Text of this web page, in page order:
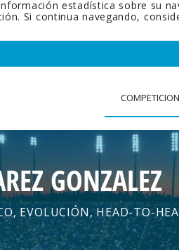
estadística sobre su
Si continua navegando,
GONZALEZ
EVOLUCIÓN, HEAD-TO-